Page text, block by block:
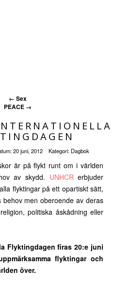
← Sex
PEACE →
20 juni, 2012 Kategori: Dagbok
är på flykt runt om i världen
av skydd. UNHCRerbjuder
flyktingar på ett opartiskt sätt,
men oberoende av deras
politiska åskådning eller
Flyktingdagen firas 20:e juni
flyktingar och
över.